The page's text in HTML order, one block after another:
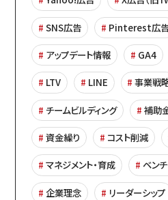
SNS広告 Pinterest広
アップデート情報 GA4
LTV LINE 事業戦
チームビルディング 補助
資金繰り コスト削減
マネジメント・育成 ベン
企業理念 リーダーシップ